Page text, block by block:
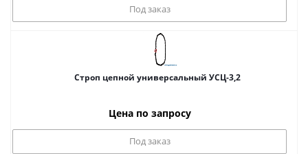
Под заказ
Строп цепной универсальный УСЦ-3,2
Цена по запросу
Под заказ